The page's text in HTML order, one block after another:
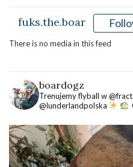
fuks.the.boar
There is no media in this feed
boardogz
Trenujemy flyball w
@lunderlandpolska